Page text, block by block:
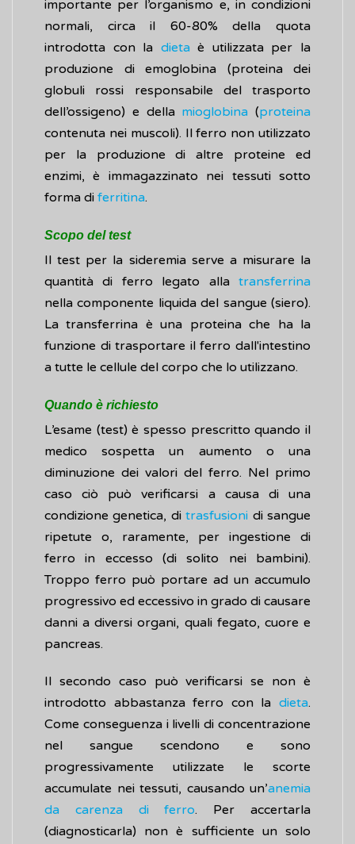
importante per l’organismo e, in condizioni
normali, circa il 60-80% della quota
introdotta con la dietaè utilizzata per la
produzione di emoglobina (proteina dei
globuli rossi responsabile del trasporto
dell’ossigeno) e della mioglobina (proteina
contenuta nei muscoli). Il ferro non utilizzato
per la produzione di altre proteine ed
enzimi, ​è immagazzinato nei tessuti sotto
forma di ferritina.
Scopo del test
Il test per la sideremia serve a misurare la
quantità di ferro legato alla transferrina
nella componente liquida del sangue (siero).
La transferrina è una proteina che ha la
funzione di trasportare il ferro dall'intestino
a tutte le cellule del corpo che lo utilizzano.
Quando è richiesto
L’esame (test) è spesso prescritto quando il
medico sospetta un aumento o una
diminuzione dei valori del ferro. Nel primo
caso ciò può verificarsi a causa di una
condizione genetica, ditrasfusioni di sangue
ripetute o, raramente, per ingestione di
ferro in eccesso (di solito nei bambini).
Troppo ferro può portare ad un accumulo
progressivo ed eccessivo in grado di causare
danni a diversi organi, quali fegato, cuore e
pancreas.
Il secondo caso può verificarsi se non è
introdotto abbastanza ferro con la dieta.
Come conseguenza i livelli di concentrazione
nel sangue scendono e sono
progressivamente utilizzate le scorte
accumulate nei tessuti, causando un’anemia
da carenza di ferro. Per accertarla
(diagnosticarla) non è sufficiente un solo